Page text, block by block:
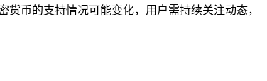
币的支持情况可能变化，用户需持续关注动态，